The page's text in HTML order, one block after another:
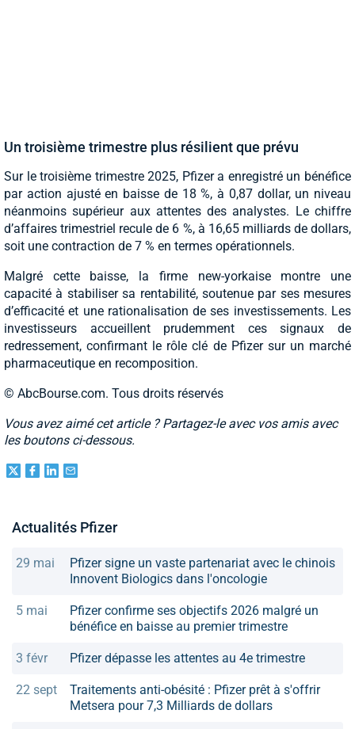
Un troisième trimestre plus résilient que prévu
Sur le troisième trimestre 2025, Pfizer a enregistré un bénéfice
par action ajusté en baisse de 18 %, à 0,87 dollar, un niveau
néanmoins supérieur aux attentes des analystes. Le chiffre
d’affaires trimestriel recule de 6 %, à 16,65 milliards de dollars,
soit une contraction de 7 % en termes opérationnels.
Malgré cette baisse, la firme new-yorkaise montre une
capacité à stabiliser sa rentabilité, soutenue par ses mesures
d’efficacité et une rationalisation de ses investissements. Les
investisseurs accueillent prudemment ces signaux de
redressement, confirmant le rôle clé de Pfizer sur un marché
pharmaceutique en recomposition.
© AbcBourse.com. Tous droits réservés
Vous avez aimé cet article ? Partagez-le avec vos amis avec
les boutons ci-dessous.
Actualités Pfizer
29 mai
Pfizer signe un vaste partenariat avec le chinois
Innovent Biologics dans l'oncologie
5 mai
Pfizer confirme ses objectifs 2026 malgré un
bénéfice en baisse au premier trimestre
3 févr Pfizer dépasse les attentes au 4e trimestre
22 sept
Traitements anti-obésité : Pfizer prêt à s'offrir
Metsera pour 7,3 Milliards de dollars